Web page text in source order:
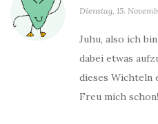
Dienstag, 15.
Juhu, also ich
dabei etwas
dieses Wichteln
Freu mich schon!